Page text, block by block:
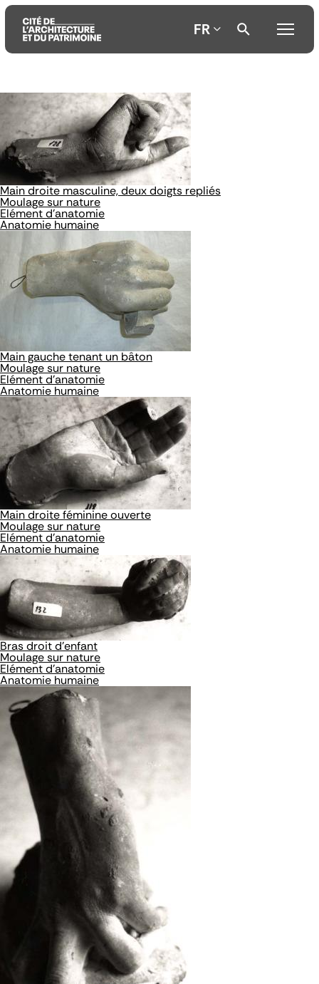
Aller
au
contenu
principal
Aller
au
menu
principal
Aller
à
recherche
FR
Main droite masculine, deux doigts repliés
Moulage sur nature
Elément d'anatomie
Anatomie humaine
Main gauche tenant un bâton
Moulage sur nature
Elément d'anatomie
Anatomie humaine
Main droite féminine ouverte
Moulage sur nature
Elément d'anatomie
Anatomie humaine
Bras droit d'enfant
Moulage sur nature
Elément d'anatomie
Anatomie humaine